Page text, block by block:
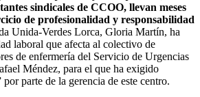
sindicales de CCOO, llevan meses
de profesionalidad y responsabilidad
Unida-Verdes Lorca, Gloria Martín, ha
laboral que afecta al colectivo de
de enfermería del Servicio de Urgencias
Méndez, para el que ha exigido
parte de la gerencia de este centro.